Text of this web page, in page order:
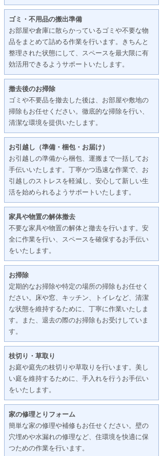
ゴミ・不用品の搬出準備
お部屋や倉庫に散らかっているゴミや不要な物
品をまとめて詰める作業を行います。きちんと
整理された状態にして、スペースを最大限に有
効活用できるようサポートいたします。
撤去後のお掃除
ゴミや不要品を撤去した後は、お部屋や敷地の
掃除もお任せください。徹底的な掃除を行い、
清潔な環境を提供いたします。
お引越し（準備・梱包・お届け）
お引越しの準備から梱包、運搬まで一括してお
手伝いいたします。丁寧かつ迅速な作業で、お
引越しのストレスを軽減し、安心して新しい生
活を始められるようサポートいたします。
家具や物置の解体撤去
不要な家具や物置の解体と撤去を行います。安
全に作業を行い、スペースを確保するお手伝い
をいたします。
お掃除
定期的なお掃除や特定の場所の掃除もお任せく
ださい。床や窓、キッチン、トイレなど、清潔
な状態を維持するために、丁寧に作業いたしま
す。また、退去の際のお掃除もお受けしていま
す。
枝切り・草取り
お庭や庭先の枝切りや草取りを行います。美し
い庭を維持するために、手入れを行うお手伝い
をいたします。
家の修理とりフォーム
簡単な家の修理や補修もお任せください。壁の
穴埋めや水漏れの修理など、住環境を快適に保
つための作業を行います。